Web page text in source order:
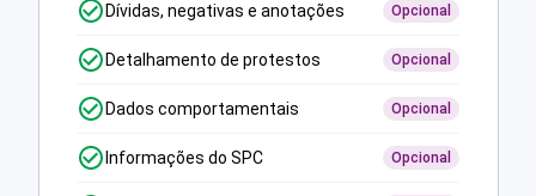
Dívidas, negativas e anotações Opcional
Detalhamento de protestos Opcional
Dados comportamentais Opcional
Informações do SPC Opcional